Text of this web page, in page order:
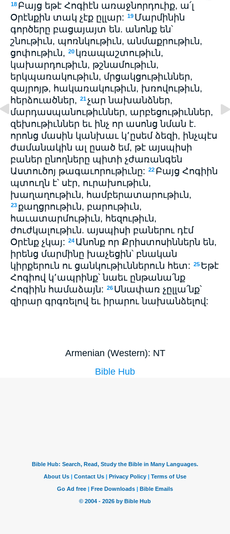
18 Բայց եթէ Հոգիէն առաջնորդուիք, ա՛լ
Օրէնքին տակ չէք ըլլար: 19 Մարմինին
գործերը բացայայտ են. անոնք են՝
շնութիւն, պոռնկութիւն, անմաքրութիւն,
ցոփութիւն, 20 կռապաշտութիւն,
կախարդութիւն, թշնամութիւն,
երկպառակութիւն, մրցակցութիւններ,
զայրոյթ, հակառակութիւն, խռովութիւն,
հերձուածներ, 21չար նախանձներ,
մարդասպանութիւններ, արբեցութիւններ,
զեխութիւններ եւ ինչ որ ասոնց նման է.
որոնց մասին կանխաւ կ՚ըսեմ ձեզի, ինչպէս
ժամանակին ալ ըսած եմ, թէ այսպիսի
բաներ ընողները պիտի չժառանգեն
Աստուծոյ թագաւորութիւնը: 22 Բայց Հոգիին
պտուղն է՝ սէր, ուրախութիւն,
խաղաղութիւն, համբերատարութիւն,
23 քաղցրութիւն, բարութիւն,
հաւատարմութիւն, հեզութիւն,
ժուժկալութիւն. այսպիսի բաներու դէմ
Օրէնք չկայ: 24 Անոնք որ Քրիստոսիններն են,
իրենց մարմինը խաչեցին՝ բնական
կիրքերուն ու ցանկութիւններուն հետ: 25 Եթէ
Հոգիով կ՚ապրինք՝ նաեւ ընթանա՛նք
Հոգիին համաձայն: 26 Սնափառ չըլլա՛նք՝
զիրար գրգռելով եւ իրարու նախանձելով:
Armenian (Western): NT
Bible Hub